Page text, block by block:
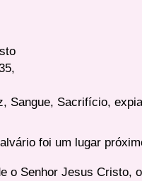
Sangue, Sacrifício,
foi um lugar
o Senhor Jesus Cristo,